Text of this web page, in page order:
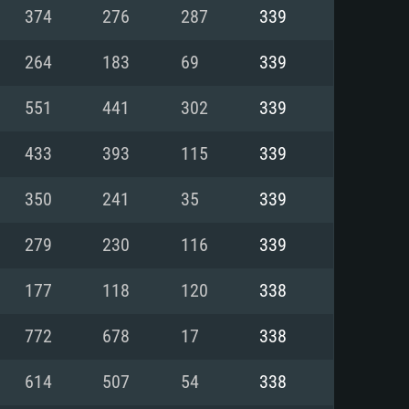
DirectX 11 ou plus et
1060 et plus, Radeon RX
Internet à haut débit
Vega II ou plus avec
Internet à haut débit
1060 avec les derniers
mois) / de même pour AMD
les derniers drivers de
374 276 287 339
264 183 69 339
551 441 302 339
433 393 115 339
350 241 35 339
279 230 116 339
177 118 120 338
772 678 17 338
614 507 54 338